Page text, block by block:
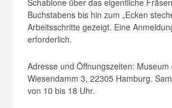
Schablone über das eigentliche
Buchstabens bis hin zum „Ecken
Arbeitsschritte gezeigt. Eine
erforderlich.
Adresse und Öffnungszeiten: Museum
Wiesendamm 3, 22305 Hamburg.
von 10 bis 18 Uhr.